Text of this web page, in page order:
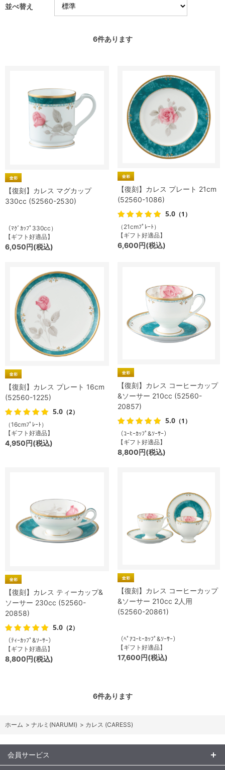
並べ替え
6件あります
【復刻】カレス マグカップ
330cc (52560-2530)
（ﾏｸﾞｶｯﾌﾟ330cc）
【ギフト好適品】
6,050円(税込)
【復刻】カレス プレート 21cm
(52560-1086)
5.0 （1）
（21cmﾌﾟﾚｰﾄ）
【ギフト好適品】
6,600円(税込)
【復刻】カレス プレート 16cm
(52560-1225)
5.0 （2）
（16cmﾌﾟﾚｰﾄ）
【ギフト好適品】
4,950円(税込)
【復刻】カレス コーヒーカップ
&ソーサー 210cc (52560-
20857)
5.0 （1）
（ｺｰﾋｰｶｯﾌﾟ&ｿｰｻｰ）
【ギフト好適品】
8,800円(税込)
【復刻】カレス ティーカップ&
ソーサー 230cc (52560-
20858)
5.0 （2）
（ﾃｨｰｶｯﾌﾟ&ｿｰｻｰ）
【ギフト好適品】
8,800円(税込)
【復刻】カレス コーヒーカップ
&ソーサー 210cc 2人用
(52560-20861)
（ﾍﾟｱｺｰﾋｰｶｯﾌﾟ&ｿｰｻｰ）
【ギフト好適品】
17,600円(税込)
6件あります
ホーム > ナルミ(NARUMI) > カレス (CARESS)
会員サービス